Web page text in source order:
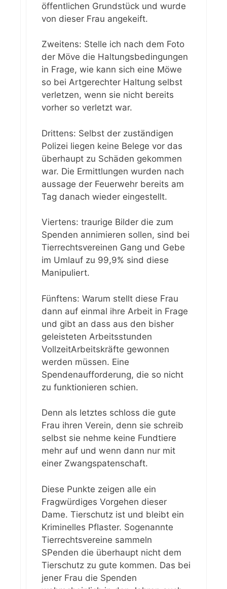
öffentlichen Grundstück und wurde
von dieser Frau angekeift.
Zweitens: Stelle ich nach dem Foto
der Möve die Haltungsbedingungen
in Frage, wie kann sich eine Möwe
so bei Artgerechter Haltung selbst
verletzen, wenn sie nicht bereits
vorher so verletzt war.
Drittens: Selbst der zuständigen
Polizei liegen keine Belege vor das
überhaupt zu Schäden gekommen
war. Die Ermittlungen wurden nach
aussage der Feuerwehr bereits am
Tag danach wieder eingestellt.
Viertens: traurige Bilder die zum
Spenden annimieren sollen, sind bei
Tierrechtsvereinen Gang und Gebe
im Umlauf zu 99,9% sind diese
Manipuliert.
Fünftens: Warum stellt diese Frau
dann auf einmal ihre Arbeit in Frage
und gibt an dass aus den bisher
geleisteten Arbeitsstunden
VollzeitArbeitskräfte gewonnen
werden müssen. Eine
Spendenaufforderung, die so nicht
zu funktionieren schien.
Denn als letztes schloss die gute
Frau ihren Verein, denn sie schreib
selbst sie nehme keine Fundtiere
mehr auf und wenn dann nur mit
einer Zwangspatenschaft.
Diese Punkte zeigen alle ein
Fragwürdiges Vorgehen dieser
Dame. Tierschutz ist und bleibt ein
Kriminelles Pflaster. Sogenannte
Tierrechtsvereine sammeln
SPenden die überhaupt nicht dem
Tierschutz zu gute kommen. Das bei
jener Frau die Spenden